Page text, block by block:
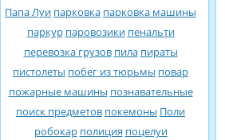
Папа Луи парковка парковка машины
паркур паровозики пенальти
перевозка грузов пила пираты
пистолеты побег из тюрьмы повар
пожарные машины познавательные
поиск предметов покемоны Поли
робокар полиция поцелуи